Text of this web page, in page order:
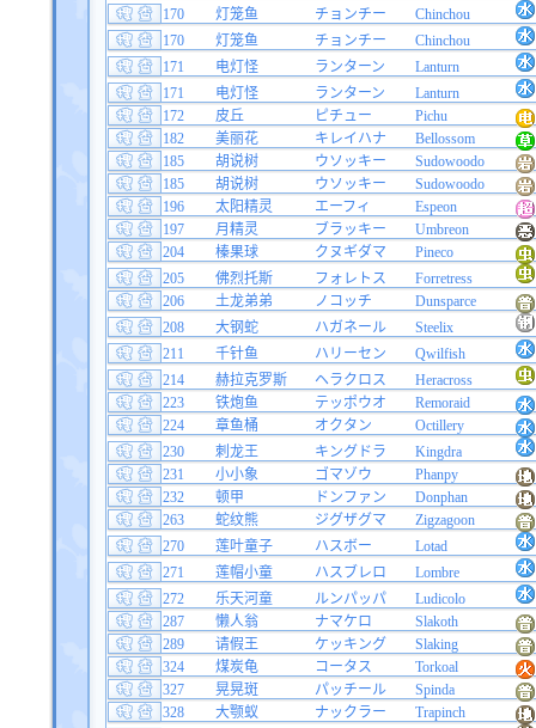
170
灯笼鱼 チョンチー
Chinchou
170
灯笼鱼 チョンチー
Chinchou
171
电灯怪 ランターン
Lanturn
171
电灯怪 ランターン
Lanturn
172
皮丘 ピチュー
Pichu
182
美丽花 キレイハナ
Bellossom
185
胡说树 ウソッキー
Sudowoodo
185
胡说树 ウソッキー
Sudowoodo
196
太阳精灵 エーフィ
Espeon
197
月精灵 ブラッキー
Umbreon
204
榛果球 クヌギダマ
Pineco
205
佛烈托斯 フォレトス
Forretress
206
土龙弟弟 ノコッチ
Dunsparce
208
大钢蛇 ハガネール
Steelix
211
千针鱼 ハリーセン
Qwilfish
214
赫拉克罗斯 ヘラクロス
Heracross
223
铁炮鱼 テッポウオ
Remoraid
224
章鱼桶 オクタン
Octillery
230
刺龙王 キングドラ
Kingdra
231
小小象 ゴマゾウ
Phanpy
232
顿甲 ドンファン
Donphan
263
蛇纹熊 ジグザグマ
Zigzagoon
270
莲叶童子 ハスボー
Lotad
271
莲帽小童 ハスブレロ
Lombre
272
乐天河童 ルンパッパ
Ludicolo
287
懒人翁 ナマケロ
Slakoth
289
请假王 ケッキング
Slaking
324
煤炭龟 コータス
Torkoal
327
晃晃斑 パッチール
Spinda
328
大颚蚁 ナックラー
Trapinch